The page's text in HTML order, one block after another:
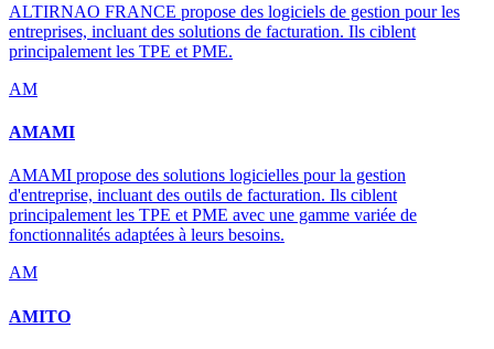
ALTIRNAO FRANCE propose des logiciels de gestion pour les
entreprises, incluant des solutions de facturation. Ils ciblent
principalement les TPE et PME.
AM
AMAMI
AMAMI propose des solutions logicielles pour la gestion
d'entreprise, incluant des outils de facturation. Ils ciblent
principalement les TPE et PME avec une gamme variée de
fonctionnalités adaptées à leurs besoins.
AM
AMITO